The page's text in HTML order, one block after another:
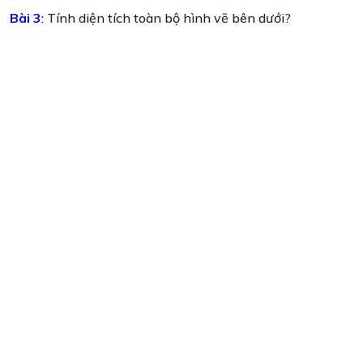
Bài 3: Tính diện tích toàn bộ hình vẽ bên dưới?